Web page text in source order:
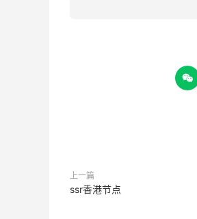

上一篇
ssr香港节点